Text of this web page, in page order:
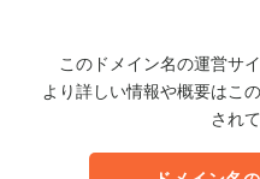
このドメイン名の運営サ
より詳しい情報や概要はこ
され